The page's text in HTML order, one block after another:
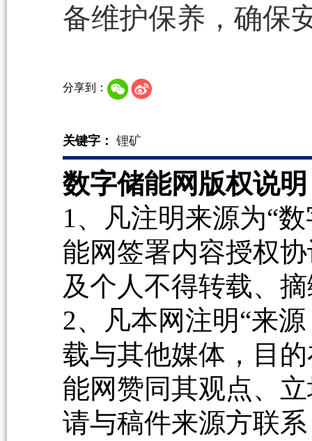
备维护保养，确保
分享到：
关键字： 锂矿
数字储能网版权说
1、凡注明来源为“
能网签署内容授权
及个人不得转载、
2、凡本网注明“来
载与其他媒体，目
能网赞同其观点、
请与稿件来源方联